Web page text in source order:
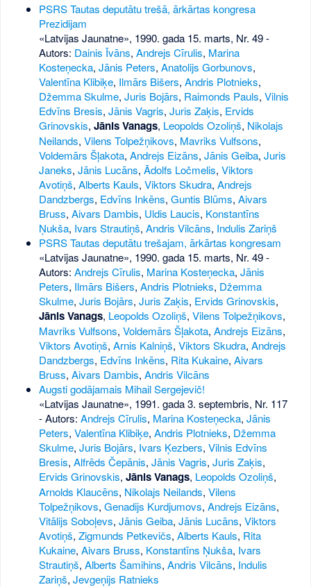
PSRS Tautas deputātu trešā, ārkārtas kongresa
Prezidijam
«Latvijas Jaunatne», 1990. gada 15. marts, Nr. 49-
Autors: Dainis Īvāns, Andrejs Cīrulis, Marina
Kosteņecka, Jānis Peters, Anatolijs Gorbunovs,
Valentīna Klibiķe, Ilmārs Bišers, Andris Plotnieks,
Džemma Skulme, Juris Bojārs, Raimonds Pauls, Vilnis
Edvīns Bresis, Jānis Vagris, Juris Zaķis, Ervids
Grinovskis, Jānis Vanags, Leopolds Ozoliņš, Nikolajs
Neilands, Vilens Tolpežņikovs, Mavriks Vulfsons,
Voldemārs Šļakota, Andrejs Eizāns, Jānis Geiba, Juris
Janeks, Jānis Lucāns, Ādolfs Ločmelis, Viktors
Avotiņš, Alberts Kauls, Viktors Skudra, Andrejs
Dandzbergs, Edvīns Inkēns, Guntis Blūms, Aivars
Bruss, Aivars Dambis, Uldis Laucis, Konstantīns
Ņukša, Ivars Strautiņš, Andris Vilcāns, Indulis Zariņš
PSRS Tautas deputātu trešajam, ārkārtas kongresam
«Latvijas Jaunatne», 1990. gada 15. marts, Nr. 49-
Autors: Andrejs Cīrulis, Marina Kosteņecka, Jānis
Peters, Ilmārs Bišers, Andris Plotnieks, Džemma
Skulme, Juris Bojārs, Juris Zaķis, Ervids Grinovskis,
Jānis Vanags, Leopolds Ozoliņš, Vilens Tolpežņikovs,
Mavriks Vulfsons, Voldemārs Šļakota, Andrejs Eizāns,
Viktors Avotiņš, Arnis Kalniņš, Viktors Skudra, Andrejs
Dandzbergs, Edvīns Inkēns, Rita Kukaine, Aivars
Bruss, Aivars Dambis, Andris Vilcāns
Augsti godājamais Mihail Sergejevič!
«Latvijas Jaunatne», 1991. gada 3. septembris, Nr. 117
- Autors: Andrejs Cīrulis, Marina Kosteņecka, Jānis
Peters, Valentīna Klibiķe, Andris Plotnieks, Džemma
Skulme, Juris Bojārs, Ivars Ķezbers, Vilnis Edvīns
Bresis, Alfrēds Čepānis, Jānis Vagris, Juris Zaķis,
Ervids Grinovskis, Jānis Vanags, Leopolds Ozoliņš,
Arnolds Klaucēns, Nikolajs Neilands, Vilens
Tolpežņikovs, Genadijs Kurdjumovs, Andrejs Eizāns,
Vitālijs Soboļevs, Jānis Geiba, Jānis Lucāns, Viktors
Avotiņš, Zigmunds Petkevičs, Alberts Kauls, Rita
Kukaine, Aivars Bruss, Konstantīns Ņukša, Ivars
Strautiņš, Alberts Šamihins, Andris Vilcāns, Indulis
Zariņš, Jevgeņijs Ratnieks